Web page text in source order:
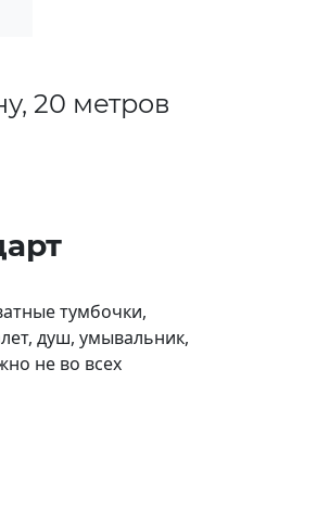
20 метров
тумбочки,
душ, умывальник,
не во всех